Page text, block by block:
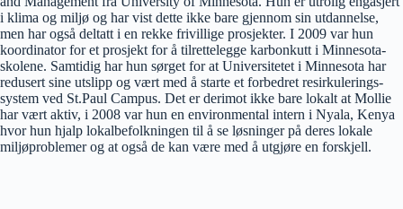
i klima og miljø og har vist dette ikke bare gjennom sin utdannelse,
men har også deltatt i en rekke frivillige prosjekter. I 2009 var hun
koordinator for et prosjekt for å tilrettelegge karbonkutt i Minnesota-
skolene. Samtidig har hun sørget for at Universitetet i Minnesota har
redusert sine utslipp og vært med å starte et forbedret resirkulerings-
system ved St.Paul Campus. Det er derimot ikke bare lokalt at Mollie
har vært aktiv, i 2008 var hun en environmental intern i Nyala, Kenya
hvor hun hjalp lokalbefolkningen til å se løsninger på deres lokale
miljøproblemer og at også de kan være med å utgjøre en forskjell.